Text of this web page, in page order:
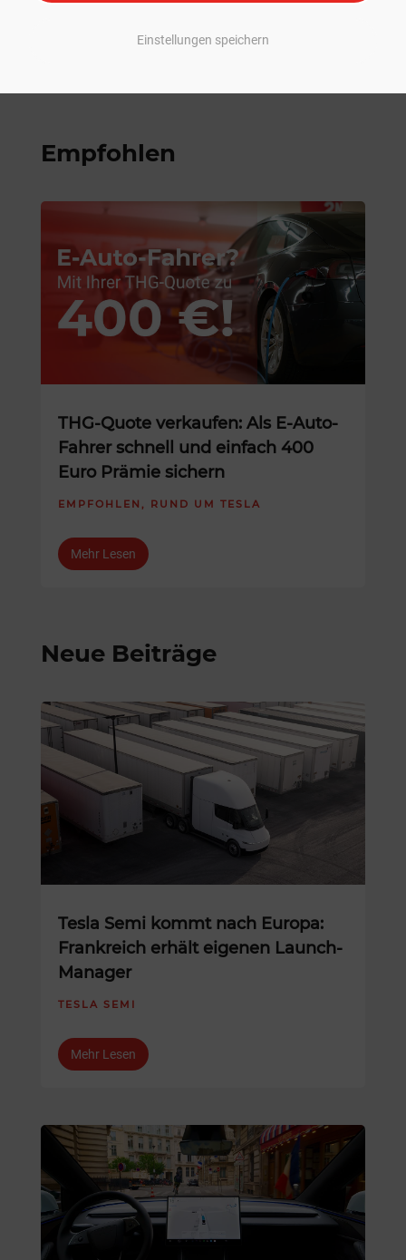
Einstellungen speichern
Empfohlen
THG-Quote verkaufen: Als E-Auto-
Fahrer schnell und einfach 400
Euro Prämie sichern
EMPFOHLEN , RUND UM TESLA
Mehr Lesen
Neue Beiträge
Tesla Semi kommt nach Europa:
Frankreich erhält eigenen Launch-
Manager
TESLA SEMI
Mehr Lesen